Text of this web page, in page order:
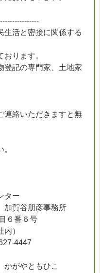
活と密接に関係する
ります。
登記の専門家、土地家
連絡いただきますと無
ター
賀谷朋彦事務所
６番６号
）
4447
がやともひこ